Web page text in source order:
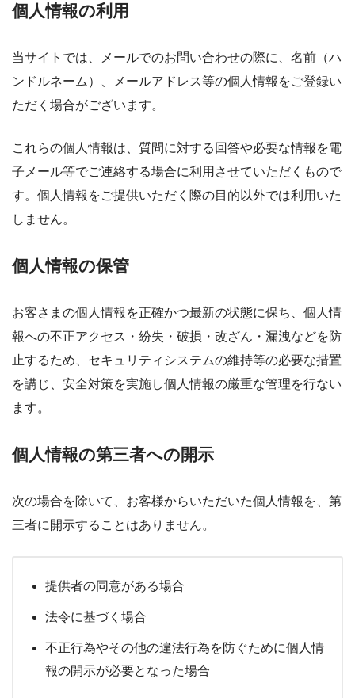
個人情報の利用
当サイトでは、メールでのお問い合わせの際に、名前（ハ
ンドルネーム）、メールアドレス等の個人情報をご登録い
ただく場合がございます。
これらの個人情報は、質問に対する回答や必要な情報を電
子メール等でご連絡する場合に利用させていただくもので
す。個人情報をご提供いただく際の目的以外では利用いた
しません。
個人情報の保管
お客さまの個人情報を正確かつ最新の状態に保ち、個人情
報への不正アクセス・紛失・破損・改ざん・漏洩などを防
止するため、セキュリティシステムの維持等の必要な措置
を講じ、安全対策を実施し個人情報の厳重な管理を行ない
ます。
個人情報の第三者への開示
次の場合を除いて、お客様からいただいた個人情報を、第
三者に開示することはありません。
提供者の同意がある場合
法令に基づく場合
不正行為やその他の違法行為を防ぐために個人情
報の開示が必要となった場合